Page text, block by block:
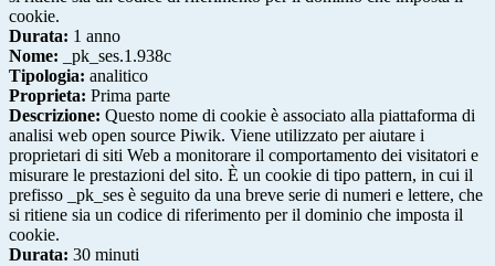
cookie.
Durata: 1 anno
Nome: _pk_ses.1.938c
Tipologia: analitico
Proprieta: Prima parte
Descrizione: Questo nome di cookie è associato alla piattaforma di
analisi web open source Piwik. Viene utilizzato per aiutare i
proprietari di siti Web a monitorare il comportamento dei visitatori e
misurare le prestazioni del sito. È un cookie di tipo pattern, in cui il
prefisso _pk_ses è seguito da una breve serie di numeri e lettere, che
si ritiene sia un codice di riferimento per il dominio che imposta il
cookie.
Durata: 30 minuti